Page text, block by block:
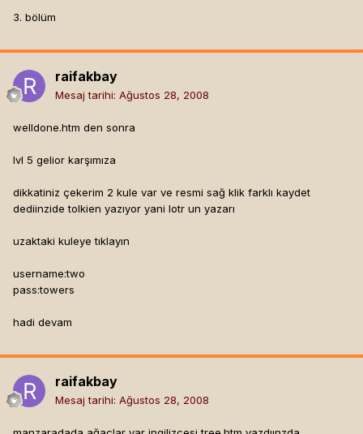
3. bölüm
raifakbay
Mesaj tarihi: Ağustos 28, 2008
welldone.htm den sonra
lvl 5 gelior karşımıza
dikkatiniz çekerim 2 kule var ve resmi sağ klik farklı kaydet
dediinzide tolkien yazıyor yani lotr un yazarı
uzaktaki kuleye tıklayın
username:two
pass:towers
hadi devam
raifakbay
Mesaj tarihi: Ağustos 28, 2008